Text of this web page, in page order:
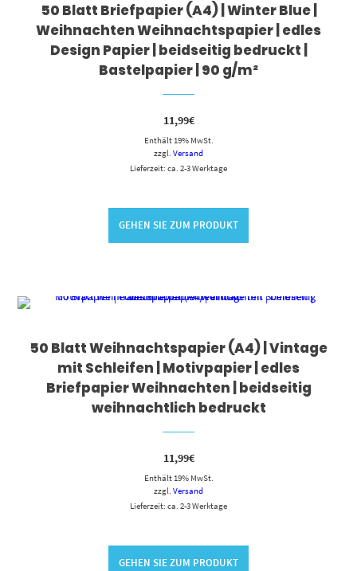
50 Blatt Briefpapier (A4) | Winter Blue |
Weihnachten Weihnachtspapier | edles
Design Papier | beidseitig bedruckt |
Bastelpapier | 90 g/m²
11,99€
Enthält 19% MwSt.
zzgl. Versand
Lieferzeit: ca. 2-3 Werktage
GEHEN SIE ZUM PRODUKT
50 Blatt Weihnachtspapier (A4) | Vintage
mit Schleifen | Motivpapier | edles
Briefpapier Weihnachten | beidseitig
weihnachtlich bedruckt
11,99€
Enthält 19% MwSt.
zzgl. Versand
Lieferzeit: ca. 2-3 Werktage
GEHEN SIE ZUM PRODUKT